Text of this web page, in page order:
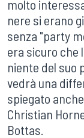
molto
nere si erano
senza "party
era sicuro che
niente del suo
vedrà una
spiegato
Christian
Bottas.